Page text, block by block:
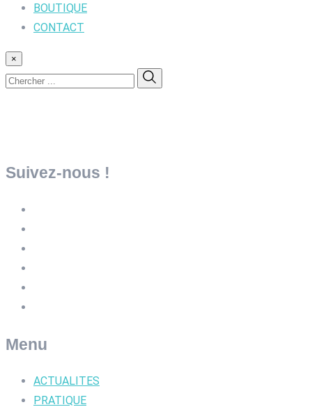
BOUTIQUE
CONTACT
×
Suivez-nous !
Menu
ACTUALITES
PRATIQUE